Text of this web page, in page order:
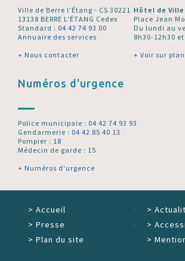
Ville de Berre l’Étang - CS 30221
13138 BERRE L'ÉTANG Cedex
Standard : 04 42 74 93 00
Annuaire des services
+ Nous contacter
Hôtel de
Place Jean
Du lundi au
8h30-12h30
+ Voir sur plan
Numéros d'urgence
Police municipale : 04 42 74 93 93
Gendarmerie : 04 42 85 40 13
Pompier : 18
Médecin de garde : 15
+ Numéros d'urgence
> Accueil >
> Presse >
> Plan du site >